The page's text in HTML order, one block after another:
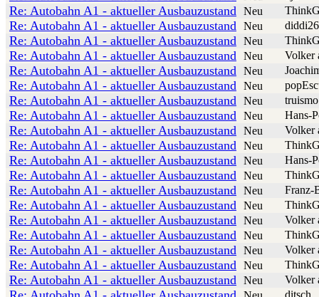
Re: Autobahn A1 - aktueller Ausbauzustand Neu
Re: Autobahn A1 - aktueller Ausbauzustand Neu diddi26
Re: Autobahn A1 - aktueller Ausbauzustand Neu
Re: Autobahn A1 - aktueller Ausbauzustand Neu Volker
Re: Autobahn A1 - aktueller Ausbauzustand Neu
Re: Autobahn A1 - aktueller Ausbauzustand Neu
Re: Autobahn A1 - aktueller Ausbauzustand Neu truismo
Re: Autobahn A1 - aktueller Ausbauzustand Neu Hans-
Re: Autobahn A1 - aktueller Ausbauzustand Neu Volker
Re: Autobahn A1 - aktueller Ausbauzustand Neu
Re: Autobahn A1 - aktueller Ausbauzustand Neu Hans-
Re: Autobahn A1 - aktueller Ausbauzustand Neu
Re: Autobahn A1 - aktueller Ausbauzustand Neu Franz-
Re: Autobahn A1 - aktueller Ausbauzustand Neu
Re: Autobahn A1 - aktueller Ausbauzustand Neu Volker
Re: Autobahn A1 - aktueller Ausbauzustand Neu
Re: Autobahn A1 - aktueller Ausbauzustand Neu Volker
Re: Autobahn A1 - aktueller Ausbauzustand Neu
Re: Autobahn A1 - aktueller Ausbauzustand Neu Volker